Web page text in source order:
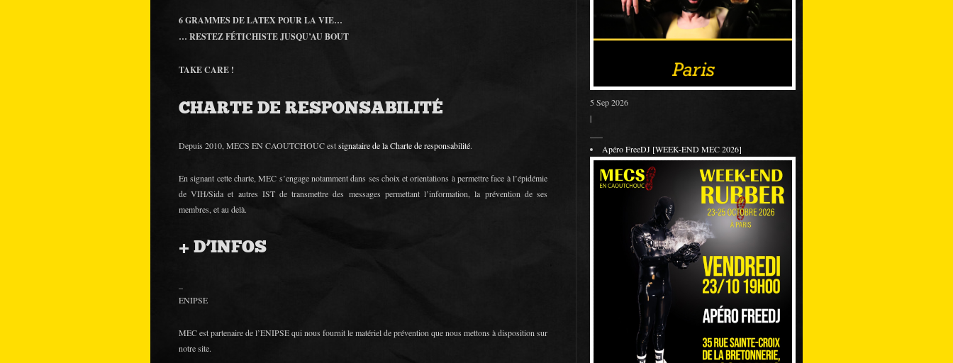
6 GRAMMES DE LATEX POUR LA VIE…
… RESTEZ FÉTICHISTE JUSQU’AU BOUT
TAKE CARE !
CHARTE DE RESPONSABILITÉ
Depuis 2010, MECS EN CAOUTCHOUC estsignataire de la Charte de responsabilité.
En signant cette charte, MEC s’engage notamment dans ses choix et orientations à permettre face à l’épidémie
de VIH/Sida et autres IST de transmettre des messages permettant l’information, la prévention de ses
membres, et au delà.
+ D’INFOS
ENIPSE
MEC est partenaire de l’ENIPSE qui nous fournit le matériel de prévention que nous mettons à disposition sur
notre site.
5 Sep 2026
|
Apéro FreeDJ [WEEK-END MEC 2026]